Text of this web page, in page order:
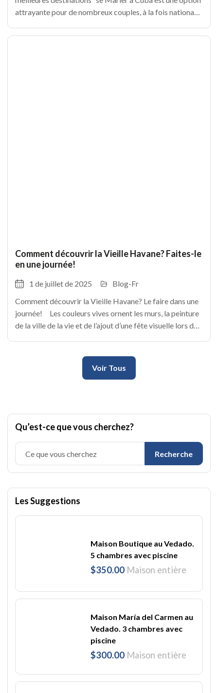
attrayante pour de nombreux couples, à la fois nationaux
exotique à leur union. Ci-dessous,
Comment découvrir la Vieille Havane? Faites-le
en une journée!
1 de juillet de 2025
Blog-Fr
Comment découvrir la Vieille Havane? Le faire dans une
journée! Les couleurs vives ornent les murs, la peinture
de la ville de la vie et de l’ajout d’une fête visuelle lors de
Voir Tous
Qu’est-ce que vous cherchez?
Recherche
Les Suggestions
Maison Boutique au Vedado.
5 chambres avec piscine
$350.00 Maison entière
Maison María del Carmen au
Vedado. 3 chambres avec
piscine
$300.00 Maison entière